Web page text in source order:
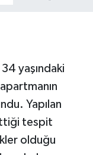
yaşındaki
Yapılan
tespit
olduğu